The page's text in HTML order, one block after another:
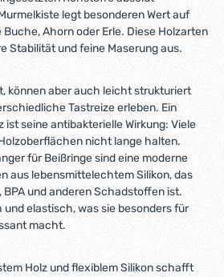
legt besonderen Wert auf
Ahorn oder Erle. Diese Holzarten
Stabilität und feine Maserung aus.
können aber auch leicht strukturiert
Tastreize erleben. Ein
ist seine antibakterielle Wirkung: Viele
nicht lange halten.
für Beißringe sind eine moderne
aus lebensmittelechtem Silikon, das
und anderen Schadstoffen ist.
und elastisch, was sie besonders für
macht.
Holz und flexiblem Silikon schafft